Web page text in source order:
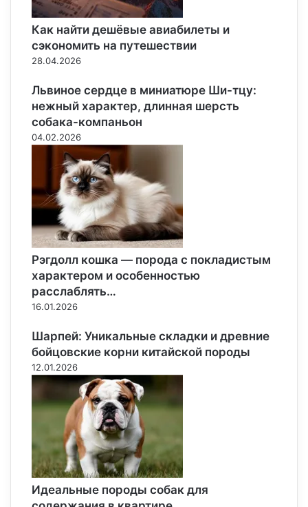
Как найти дешёвые авиабилеты и
сэкономить на путешествии
28.04.2026
Львиное сердце в миниатюре Ши-тцу:
нежный характер, длинная шерсть
собака-компаньон
04.02.2026
Рэгдолл кошка — порода с покладистым
характером и особенностью
расслаблять…
16.01.2026
Шарпей: Уникальные складки и древние
бойцовские корни китайской породы
12.01.2026
Идеальные породы собак для